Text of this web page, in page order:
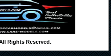
Rights Reserved.